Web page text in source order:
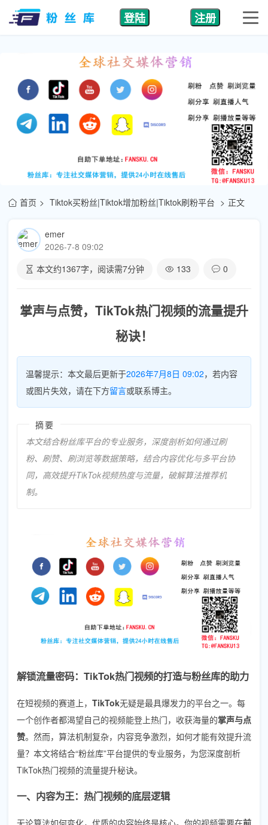
登陆 注册
首页 Tiktok买粉丝|Tiktok增加粉丝|Tiktok刷粉平台 正文
emer
2026-7-8 09:02
本文约1367字，阅读需7分钟 133 0
掌声与点赞，TikTok热门视频的流量提升
秘诀！
温馨提示：本文最后更新于2026年7月8日 09:02，若内容
或图片失效，请在下方留言或联系博主。
摘要
本文结合粉丝库平台的专业服务，深度剖析如何通过刷
粉、刷赞、刷浏览等数据策略，结合内容优化与多平台协
同，高效提升TikTok视频热度与流量，破解算法推荐机
制。
解锁流量密码：TikTok热门视频的打造与粉丝库的助力
在短视频的赛道上， TikTok无疑是最具爆发力的平台之一。每
一个创作者都渴望自己的视频能登上热门，收获海量的掌声与点
赞。然而，算法机制复杂，内容竞争激烈，如何才能有效提升流
量？本文将结合“粉丝库”平台提供的专业服务，为您深度剖析
TikTok热门视频的流量提升秘诀。
一、内容为王：热门视频的底层逻辑
无论算法如何变化，优质的内容始终是核心。你的视频需要在前